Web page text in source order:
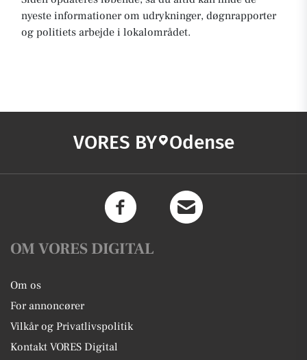
nyeste informationer om udrykninger, døgnrapporter
og politiets arbejde i lokalområdet.
VORES BY Odense
OM VORES DIGITAL
Om os
For annoncører
Vilkår og Privatlivspolitik
Kontakt VORES Digital